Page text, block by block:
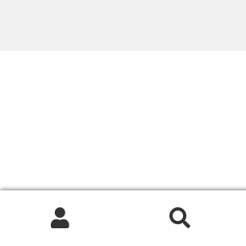
Recherche
Recherche